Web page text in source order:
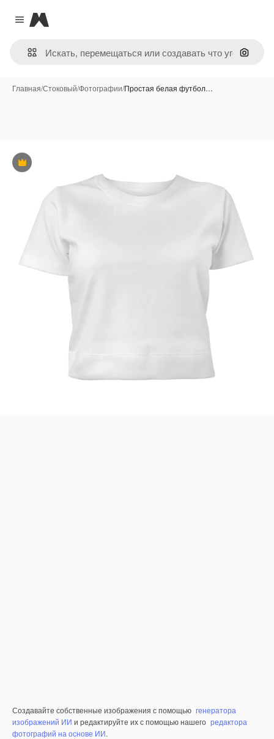
Close menu
Magnific
Поиск
Главная/Стоковый/Фотографии/Простая белая футбол…
Премиум
Создавайте собственные изображения с помощью генератора
изображений ИИ и редактируйте их с помощью нашего редактора
фотографий на основе ИИ.